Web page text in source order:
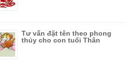
Tư vấn đặt tên theo phong
thủy cho con tuổi Thân